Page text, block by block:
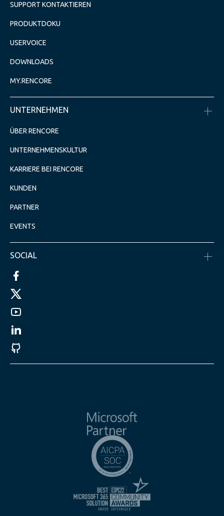
SUPPORT KONTAKTIEREN
PRODUKTDOKU
USERVOICE
DOWNLOADS
MY.RENCORE
UNTERNEHMEN
ÜBER RENCORE
UNTERNEHMENSKULTUR
KARRIERE BEI RENCORE
KUNDEN
PARTNER
EVENTS
SOCIAL